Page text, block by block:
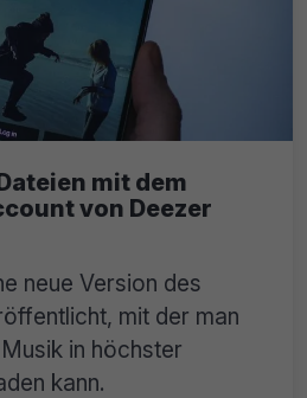
mit dem
von Deezer
neue Version des
mit der man
in höchster
kann.